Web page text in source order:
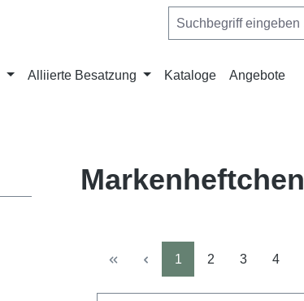
Alliierte Besatzung Kataloge Angebote
Markenheftchen
Seite
1 Seite
2 Seite
3 Seite
4